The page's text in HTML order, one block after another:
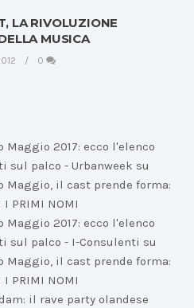
LA RIVOLUZIONE
MUSICA
0
Maggio 2017: ecco l'elenco
palco - Urbanweek su
Maggio, il cast prende forma:
I PRIMI NOMI
Maggio 2017: ecco l'elenco
sul palco - I-Consulenti su
Maggio, il cast prende forma:
I PRIMI NOMI
il rave party olandese